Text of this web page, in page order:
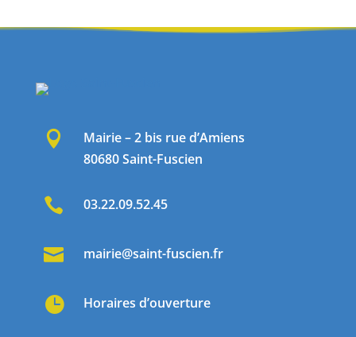

Mairie – 2 bis rue d’Amiens
80680 Saint-Fuscien
 03.22.09.52.45
 mairie@saint-fuscien.fr
 Horaires d’ouverture